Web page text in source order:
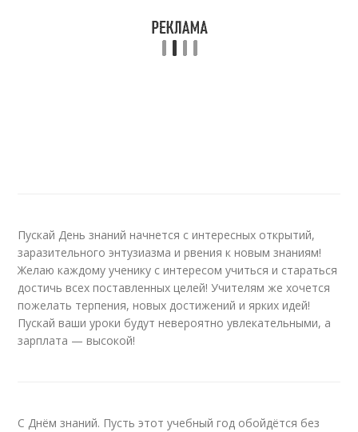
Пускай День знаний начнется с интересных открытий,
заразительного энтузиазма и рвения к новым знаниям!
Желаю каждому ученику с интересом учиться и стараться
достичь всех поставленных целей! Учителям же хочется
пожелать терпения, новых достижений и ярких идей!
Пускай ваши уроки будут невероятно увлекательными, а
зарплата — высокой!
С Днём знаний. Пусть этот учебный год обойдётся без